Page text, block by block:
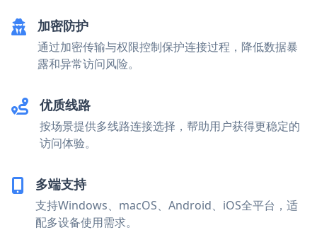
加密防护
通过加密传输与权限控制保护连接过程，降低数据暴
露和异常访问风险。
优质线路
按场景提供多线路连接选择，帮助用户获得更稳定的
访问体验。
多端支持
支持Windows、macOS、Android、iOS全平台，适
配多设备使用需求。